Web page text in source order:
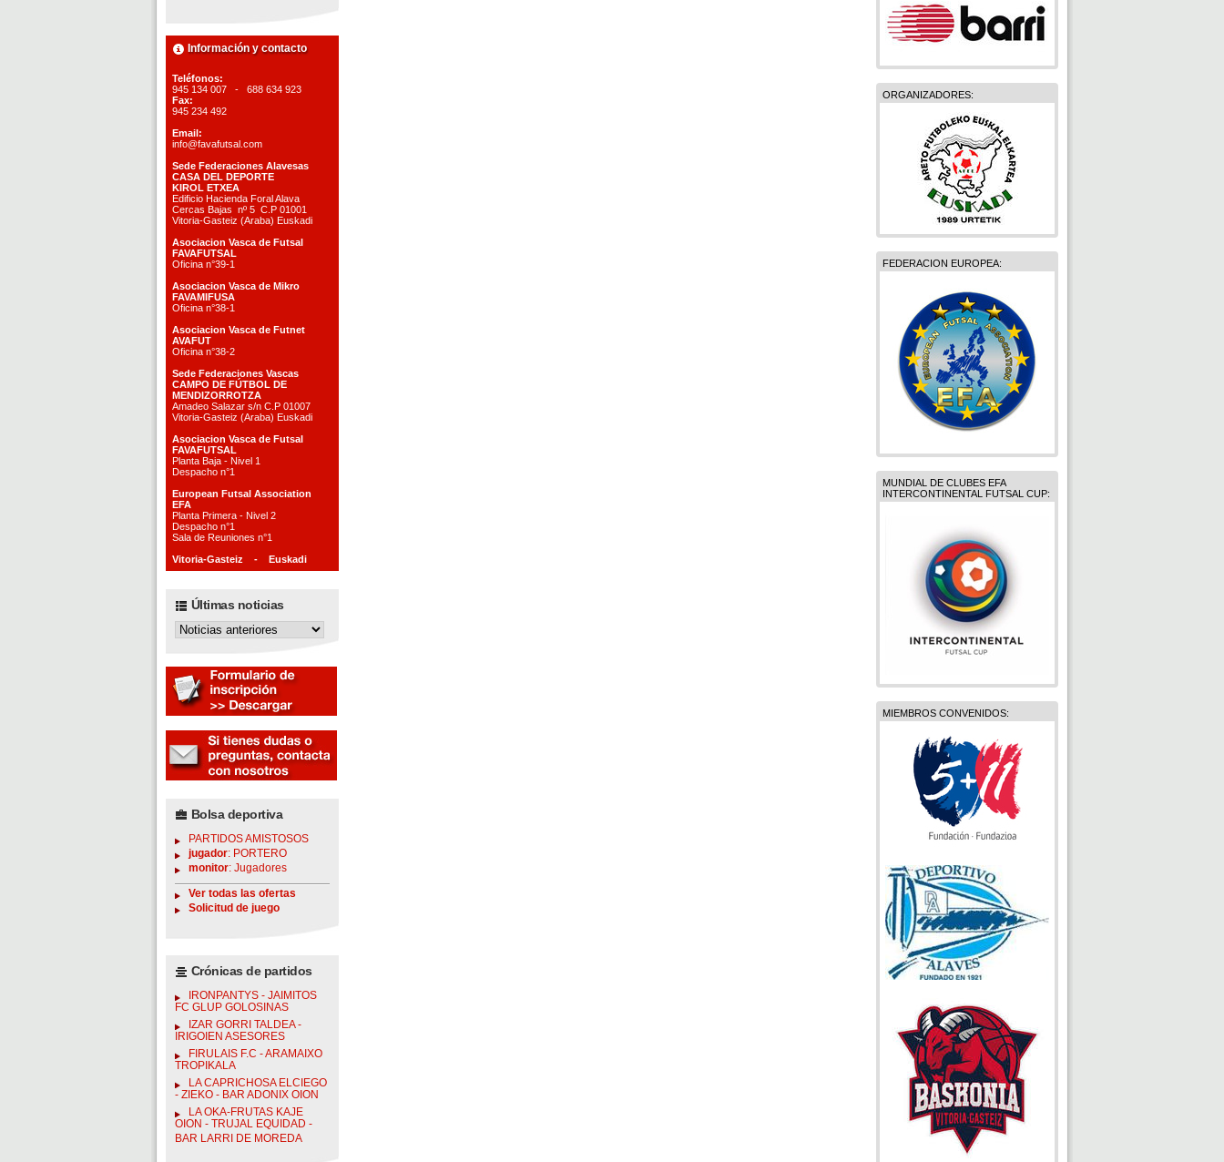
Información y contacto
Teléfonos:
945 134 007 - 688 634 923
Fax:
945 234 492
Email:
info@favafutsal.com
Sede Federaciones Alavesas
CASA DEL DEPORTE
KIROL ETXEA
Edificio Hacienda Foral Alava
Cercas Bajas nº 5 C.P 01001
Vitoria-Gasteiz (Araba) Euskadi
Asociacion Vasca de Futsal
FAVAFUTSAL
Oficina n°39-1
Asociacion Vasca de Mikro
FAVAMIFUSA
Oficina n°38-1
Asociacion Vasca de Futnet
AVAFUT
Oficina n°38-2
Sede Federaciones Vascas
CAMPO DE FÚTBOL DE
MENDIZORROTZA
Amadeo Salazar s/n C.P 01007
Vitoria-Gasteiz (Araba) Euskadi
Asociacion Vasca de Futsal
FAVAFUTSAL
Planta Baja - Nivel 1
Despacho n°1
European Futsal Association
EFA
Planta Primera - Nivel 2
Despacho n°1
Sala de Reuniones n°1
Vitoria-Gasteiz - Euskadi
Últimas noticias
Bolsa deportiva
PARTIDOS AMISTOSOS
jugador: PORTERO
monitor: Jugadores
Ver todas las ofertas
Solicitud de juego
Crónicas de partidos
IRONPANTYS - JAIMITOS
FC GLUP GOLOSINAS
IZAR GORRI TALDEA -
IRIGOIEN ASESORES
FIRULAIS F.C - ARAMAIXO
TROPIKALA
LA CAPRICHOSA ELCIEGO
- ZIEKO - BAR ADONIX OION
LA OKA-FRUTAS KAJE
OION - TRUJAL EQUIDAD -
BAR LARRI DE MOREDA
ORGANIZADORES:
FEDERACION EUROPEA:
MUNDIAL DE CLUBES EFA
INTERCONTINENTAL FUTSAL CUP:
MIEMBROS CONVENIDOS: